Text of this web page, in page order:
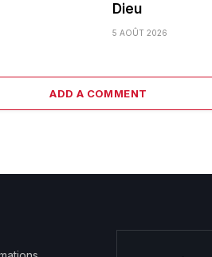
Dieu
5 AOÛT 2026
ADD A COMMENT